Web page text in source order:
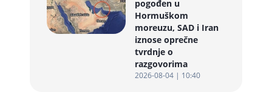
pogođen u
Hormuškom
moreuzu, SAD i Iran
iznose oprečne
tvrdnje o
razgovorima
2026-08-04 | 10:40